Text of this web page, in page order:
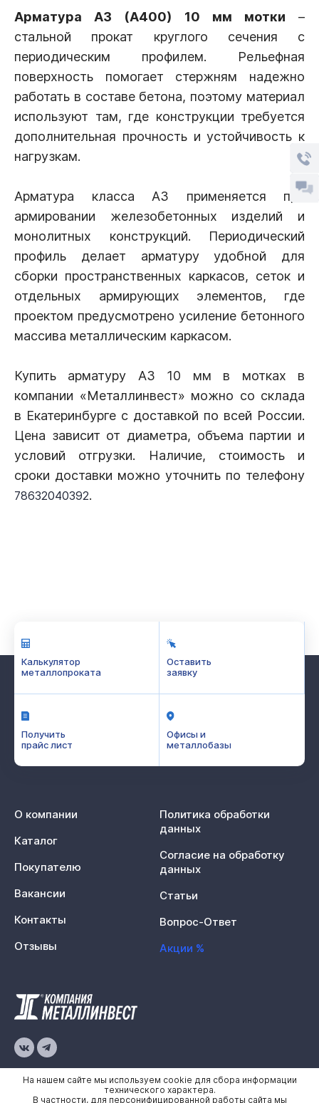
Арматура А3 (А400) 10 мм мотки –
стальной прокат круглого сечения с
периодическим профилем. Рельефная
поверхность помогает стержням надежно
работать в составе бетона, поэтому материал
используют там, где конструкции требуется
дополнительная прочность и устойчивость к
нагрузкам.
Арматура класса А3 применяется при
армировании железобетонных изделий и
монолитных конструкций. Периодический
профиль делает арматуру удобной для
сборки пространственных каркасов, сеток и
отдельных армирующих элементов, где
проектом предусмотрено усиление бетонного
массива металлическим каркасом.
Купить арматуру А3 10 мм в мотках в
компании «Металлинвест» можно со склада
в Екатеринбурге с доставкой по всей России.
Цена зависит от диаметра, объема партии и
условий отгрузки. Наличие, стоимость и
сроки доставки можно уточнить по телефону
78632040392.
Калькулятор
металлопроката
Оставить
заявку
Получить
прайс лист
Офисы и
металлобазы
© 2026 «Металлинвест»
О компании
Каталог
Покупателю
Вакансии
Контакты
Отзывы
Политика обработки
данных
Согласие на обработку
данных
Статьи
Вопрос-Ответ
Акции %
На нашем сайте мы используем cookie для сбора информации
технического характера.
В частности, для персонифицированной работы сайта мы